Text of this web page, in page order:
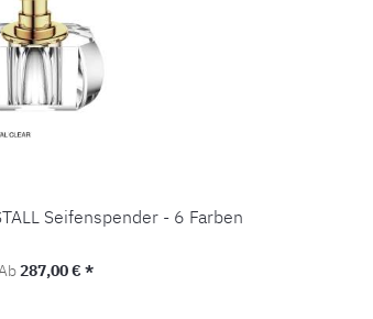
Seifenspender - 6 Farben
Regulärer Preis:
Ab287,00 € *